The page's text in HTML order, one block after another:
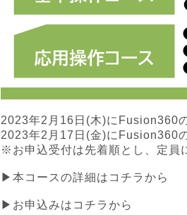
2023年2月16日(木)にFusion360
2023年2月17日(金)にFusion360
※お申込受付は先着順とし、定員
▶本コースの詳細はコチラから
▶お申込みはコチラから